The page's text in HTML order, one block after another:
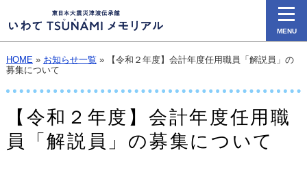
HOME» お知らせ一覧 » 【令和２年度】会計年度任用職員「解説員」の
募集について
【令和２年度】会計年度任用職
員「解説員」の募集について
MENU